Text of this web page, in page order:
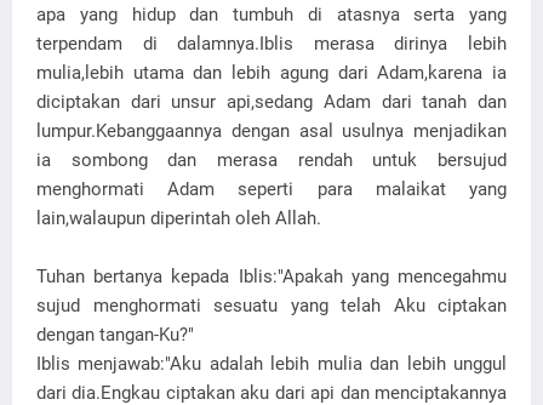
apa yang hidup dan tumbuh di atasnya serta yang
terpendam di dalamnya.Iblis merasa dirinya lebih
mulia,lebih utama dan lebih agung dari Adam,karena ia
diciptakan dari unsur api,sedang Adam dari tanah dan
lumpur.Kebanggaannya dengan asal usulnya menjadikan
ia sombong dan merasa rendah untuk bersujud
menghormati Adam seperti para malaikat yang
lain,walaupun diperintah oleh Allah.
Tuhan bertanya kepada Iblis:"Apakah yang mencegahmu
sujud menghormati sesuatu yang telah Aku ciptakan
dengan tangan-Ku?"
Iblis menjawab:"Aku adalah lebih mulia dan lebih unggul
dari dia.Engkau ciptakan aku dari api dan menciptakannya